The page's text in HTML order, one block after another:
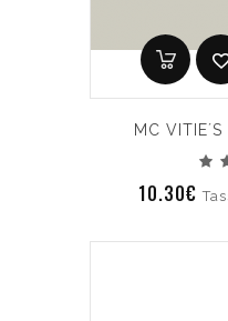
MC
10.30€